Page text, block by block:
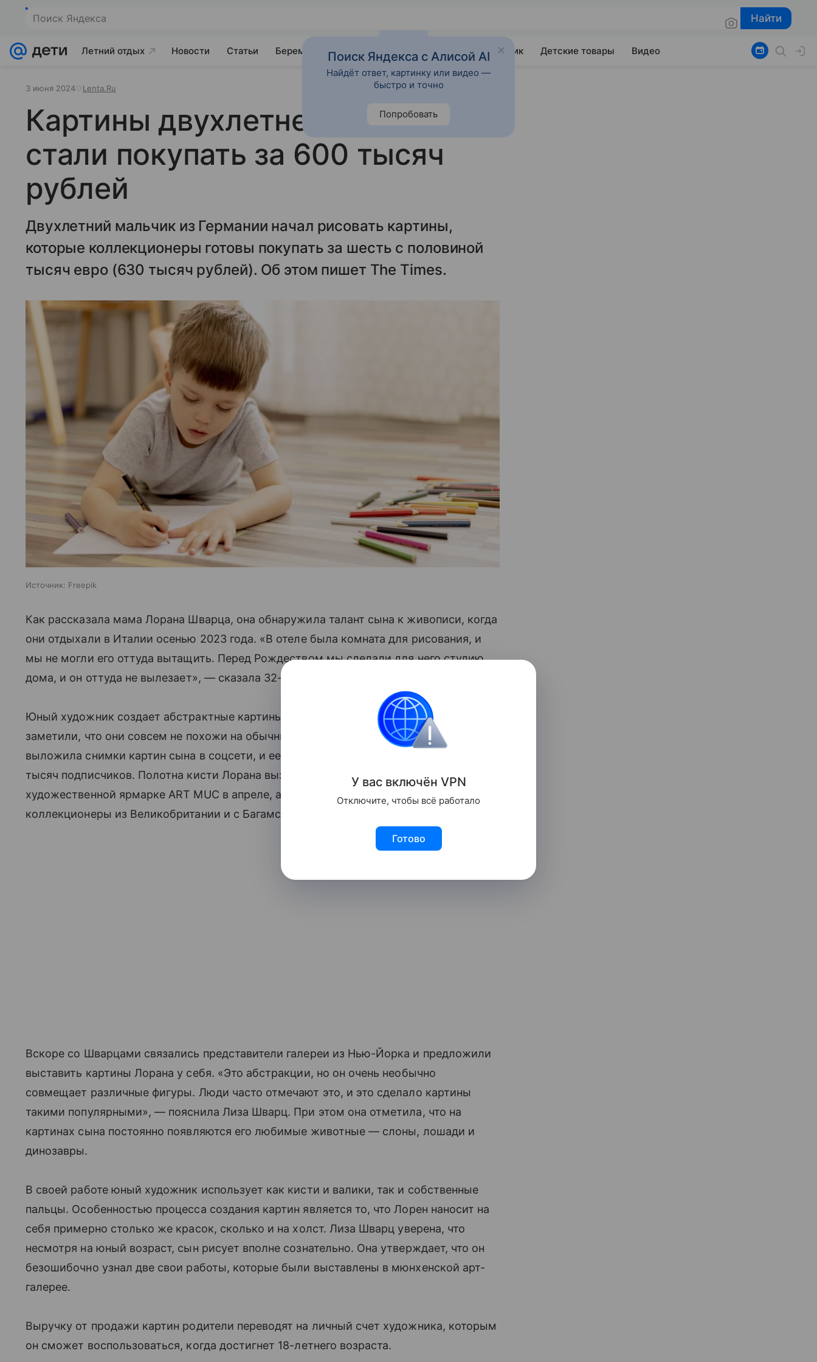
Поиск Яндекса Найти
Найти
Летний отдых Новости Статьи Беременность Развитие Почемучка Учебник Детские товары Видео
3 июня 2024 Lenta.Ru
Картины двухлетнего мальчика
стали покупать за 600 тысяч
рублей
Двухлетний мальчик из Германии начал рисовать картины,
которые коллекционеры готовы покупать за шесть с половиной
тысяч евро (630 тысяч рублей). Об этом пишет The Times.
Источник: Freepik
Как рассказала мама Лорана Шварца, она обнаружила талант сына к живописи, когда
они отдыхали в Италии осенью 2023 года. «В отеле была комната для рисования, и
мы не могли его оттуда вытащить. Перед Рождеством мы сделали для него студию
дома, и он оттуда не вылезает», — сказала 32-летняя Лиза Шварц.
Юный художник создает абстрактные картины акриловыми красками, и многие
заметили, что они совсем не похожи на обычные детские рисунки. Вскоре Шварц
выложила снимки картин сына в соцсети, и ее страница быстро набрала почти 30
тысяч подписчиков. Полотна кисти Лорана вызвали ажиотаж на мюнхенской
художественной ярмарке ART MUC в апреле, а среди их покупателей были
коллекционеры из Великобритании и с Багамских островов.
Вскоре со Шварцами связались представители галереи из Нью-Йорка и предложили
выставить картины Лорана у себя. «Это абстракции, но он очень необычно
совмещает различные фигуры. Люди часто отмечают это, и это сделало картины
такими популярными», — пояснила Лиза Шварц. При этом она отметила, что на
картинах сына постоянно появляются его любимые животные — слоны, лошади и
динозавры.
В своей работе юный художник использует как кисти и валики, так и собственные
пальцы. Особенностью процесса создания картин является то, что Лорен наносит на
себя примерно столько же красок, сколько и на холст. Лиза Шварц уверена, что
несмотря на юный возраст, сын рисует вполне сознательно. Она утверждает, что он
безошибочно узнал две свои работы, которые были выставлены в мюнхенской арт-
галерее.
Выручку от продажи картин родители переводят на личный счет художника, которым
он сможет воспользоваться, когда достигнет 18-летнего возраста.
У вас включён VPN
Отключите, чтобы всё работало
Готово
Поиск Яндекса с Алисой AI
Найдёт ответ, картинку или видео —
быстро и точно
Попробовать